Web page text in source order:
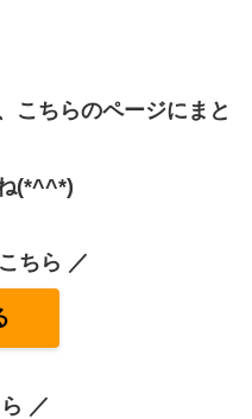
こちらのページにまと
(*^^*)
ちら ／
／